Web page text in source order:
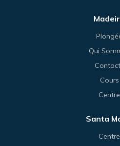
Qui
Cours
Centre
Santa
Centre